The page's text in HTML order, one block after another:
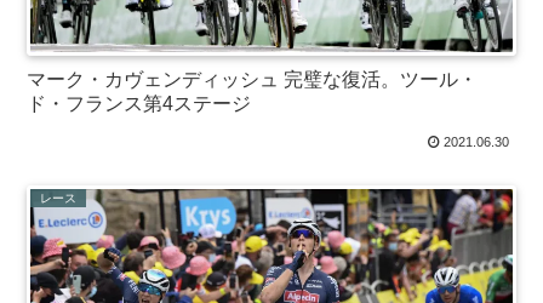
マーク・カヴェンディッシュ 完璧な復活。ツール・
ド・フランス第4ステージ
2021.06.30
レース